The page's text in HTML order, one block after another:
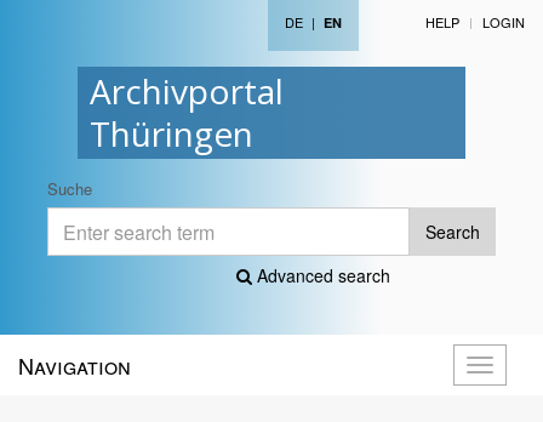
Archivportal
Thüringen
DE | EN HELP LOGIN
Suche
Search
Advanced search
Toggle
Navigation